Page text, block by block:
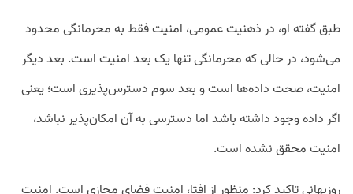
طبق گفته او، در ذهنیت عمومی، امنیت فقط به محرمانگی محدود
می‌شود، در حالی که محرمانگی تنها یک بعد امنیت است. بعد دیگر
امنیت، صحت داده‌ها است و بعد سوم دسترس‌پذیری است؛ یعنی
اگر داده وجود داشته باشد اما دسترسی به آن امکان‌پذیر نباشد،
امنیت محقق نشده است.